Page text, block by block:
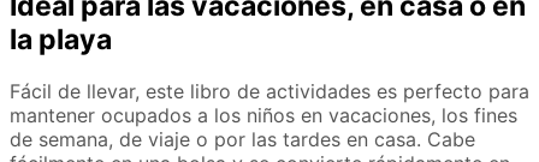
la playa
Fácil de llevar, este libro de actividades es perfecto para
mantener ocupados a los niños en vacaciones, los fines
de semana, de viaje o por las tardes en casa. Cabe